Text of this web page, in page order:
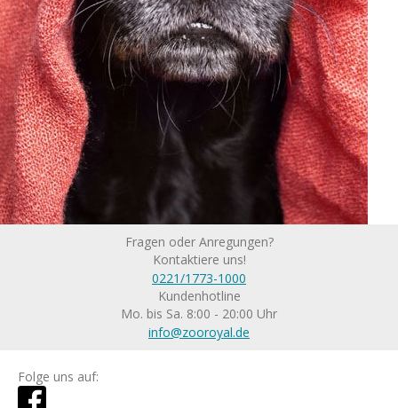
Fragen oder Anregungen?
Kontaktiere uns!
0221/1773-1000
Kundenhotline
Mo. bis Sa. 8:00 - 20:00 Uhr
info@zooroyal.de
Folge uns auf: